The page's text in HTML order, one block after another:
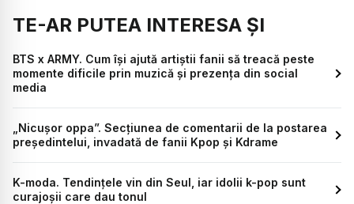
TE-AR PUTEA INTERESA ȘI
BTS x ARMY. Cum își ajută artiștii fanii să treacă peste
momente dificile prin muzică și prezența din social
media
„Nicușor oppa”. Secțiunea de comentarii de la postarea
președintelui, invadată de fanii Kpop și Kdrame
K-moda. Tendințele vin din Seul, iar idolii k-pop sunt
curajoșii care dau tonul